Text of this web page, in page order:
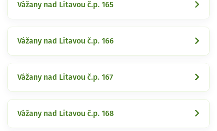
Vážany nad Litavou č.p. 165
Vážany nad Litavou č.p. 166
Vážany nad Litavou č.p. 167
Vážany nad Litavou č.p. 168